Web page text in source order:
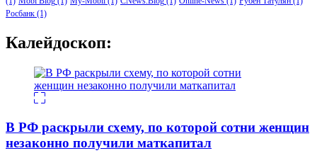
Росбанк (1)
Калейдоскоп:
В РФ раскрыли схему, по которой сотни женщин
незаконно получили маткапитал